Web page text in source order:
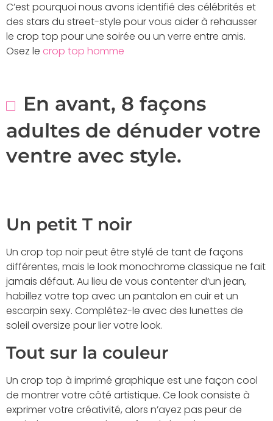
C’est pourquoi nous avons identifié des célébrités et
des stars du street-style pour vous aider à rehausser
le crop top pour une soirée ou un verre entre amis.
Osez le crop top homme
En avant, 8 façons
adultes de dénuder votre
ventre avec style.
Un petit T noir
Un crop top noir peut être stylé de tant de façons
différentes, mais le look monochrome classique ne fait
jamais défaut. Au lieu de vous contenter d’un jean,
habillez votre top avec un pantalon en cuir et un
escarpin sexy. Complétez-le avec des lunettes de
soleil oversize pour lier votre look.
Tout sur la couleur
Un crop top à imprimé graphique est une façon cool
de montrer votre côté artistique. Ce look consiste à
exprimer votre créativité, alors n’ayez pas peur de